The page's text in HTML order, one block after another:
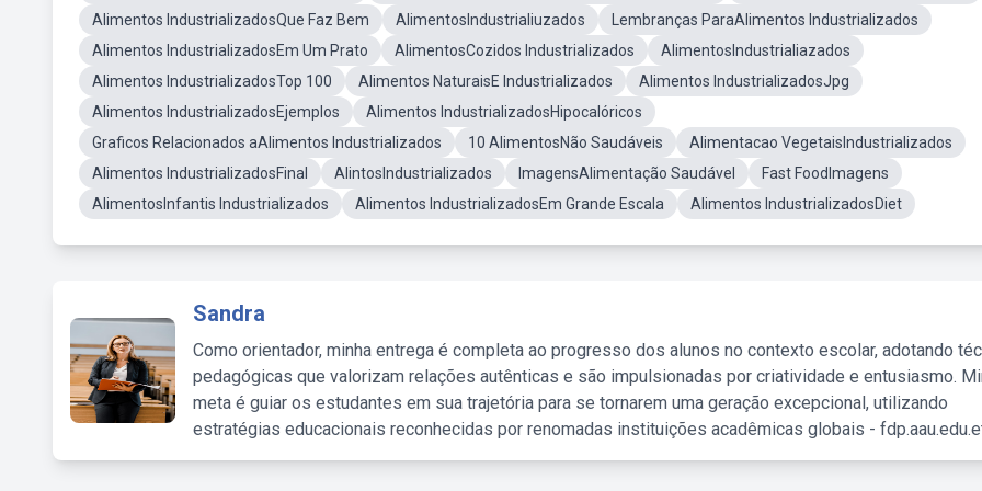
Alimentos IndustrializadosQue Faz Bem
AlimentosIndustrialiuzados
Lembranças ParaAlimentos Industrializados
Alimentos IndustrializadosEm Um Prato
AlimentosCozidos Industrializados
AlimentosIndustrialiazados
Alimentos IndustrializadosTop 100
Alimentos NaturaisE Industrializados
Alimentos IndustrializadosJpg
Alimentos IndustrializadosEjemplos
Alimentos IndustrializadosHipocalóricos
Graficos Relacionados aAlimentos Industrializados
10 AlimentosNão Saudáveis
Alimentacao VegetaisIndustrializados
Alimentos IndustrializadosFinal
AlintosIndustrializados ImagensAlimentação Saudável
Fast FoodImagens
AlimentosInfantis Industrializados
Alimentos IndustrializadosEm Grande Escala Alimentos IndustrializadosDiet
Sandra
Como orientador, minha entrega é completa ao progresso dos alunos no contexto escolar, adotando
pedagógicas que valorizam relações autênticas e são impulsionadas por criatividade e entusiasmo.
meta é guiar os estudantes em sua trajetória para se tornarem uma geração excepcional, utilizando
estratégias educacionais reconhecidas por renomadas instituições acadêmicas globais -